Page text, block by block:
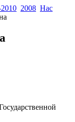
2008 Нас